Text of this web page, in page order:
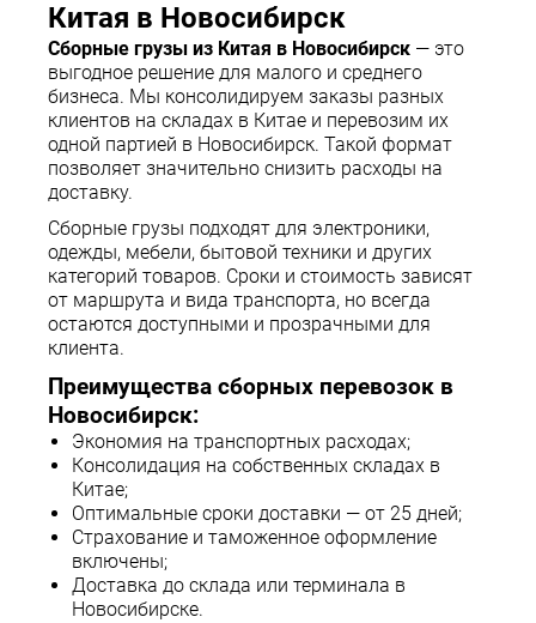
Китая в Новосибирск
Сборные грузы из Китая в Новосибирск — это
выгодное решение для малого и среднего
бизнеса. Мы консолидируем заказы разных
клиентов на складах в Китае и перевозим их
одной партией в Новосибирск. Такой формат
позволяет значительно снизить расходы на
доставку.
Сборные грузы подходят для электроники,
одежды, мебели, бытовой техники и других
категорий товаров. Сроки и стоимость зависят
от маршрута и вида транспорта, но всегда
остаются доступными и прозрачными для
клиента.
Преимущества сборных перевозок в
Новосибирск:
Экономия на транспортных расходах;
Консолидация на собственных складах в
Китае;
Оптимальные сроки доставки — от 25 дней;
Страхование и таможенное оформление
включены;
Доставка до склада или терминала в
Новосибирске.